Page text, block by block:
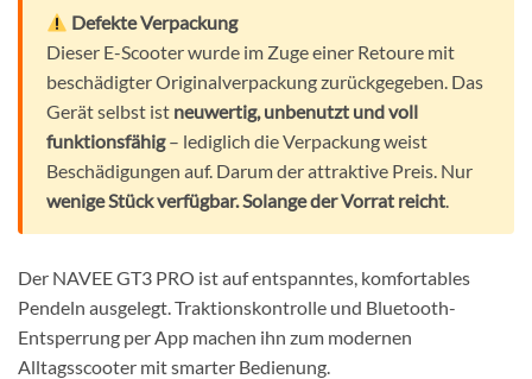
Defekte Verpackung
Dieser E-Scooter wurde im Zuge einer Retoure mit
beschädigter Originalverpackung zurückgegeben. Das
Gerät selbst ist neuwertig, unbenutzt und voll
funktionsfähig– lediglich die Verpackung weist
Beschädigungen auf. Darum der attraktive Preis. Nur
wenige Stück verfügbar. Solange der Vorrat reicht.
Der NAVEE GT3 PRO ist auf entspanntes, komfortables
Pendeln ausgelegt. Traktionskontrolle und Bluetooth-
Entsperrung per App machen ihn zum modernen
Alltagsscooter mit smarter Bedienung.